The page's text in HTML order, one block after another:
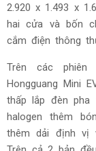
2.920 x 1.493 x
hai cửa và bốn
cắm điện thông
Trên các phiên
Hongguang Mini
thấp lắp đèn pha
halogen thêm
thêm dải định vị